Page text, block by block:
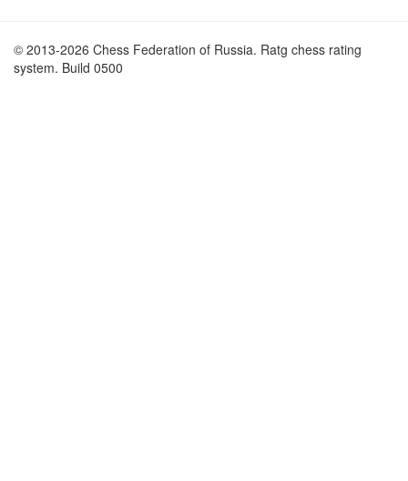
© 2013-2026 Chess Federation of Russia. Ratg chess rating
system. Build 0500